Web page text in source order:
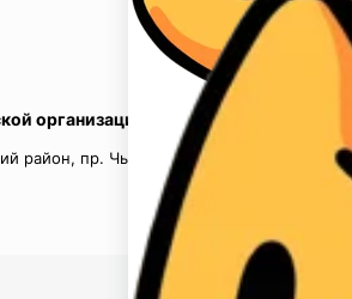
организацией в России.
район, пр. Чынгыз Айтматов, д.16,